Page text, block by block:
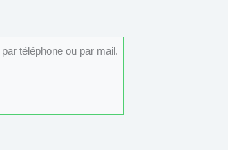
téléphone ou par mail.